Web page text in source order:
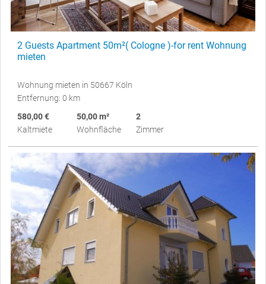
2 Guests Apartment 50m²( Cologne )-for rent Wohnung
mieten
Wohnung mieten in 50667 Köln
Entfernung: 0 km
580,00 €
Kaltmiete
50,00 m²
Wohnfläche
2
Zimmer